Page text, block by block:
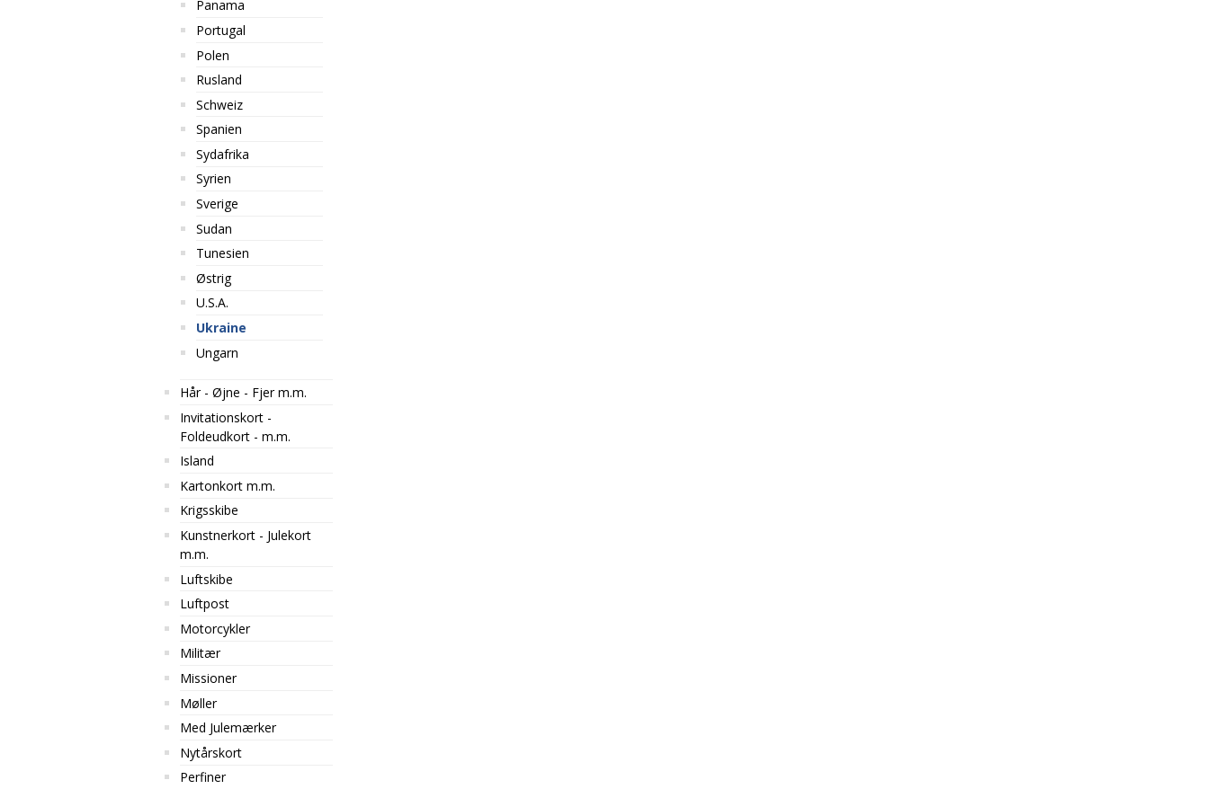
Panama
Portugal
Polen
Rusland
Schweiz
Spanien
Sydafrika
Syrien
Sverige
Sudan
Tunesien
Østrig
U.S.A.
Ukraine
Ungarn
Hår - Øjne - Fjer m.m.
Invitationskort -
Foldeudkort - m.m.
Island
Kartonkort m.m.
Krigsskibe
Kunstnerkort - Julekort
m.m.
Luftskibe
Luftpost
Motorcykler
Militær
Missioner
Møller
Med Julemærker
Nytårskort
Perfiner